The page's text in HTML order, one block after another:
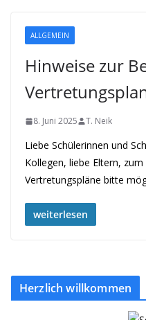
ALLGEMEIN
Hinweise zur
8. Juni 2025 T. Neik
Liebe Schülerinnen und
Kollegen, liebe Eltern,
Vertretungspläne bitte
weiterlesen
Herzlich willkommen